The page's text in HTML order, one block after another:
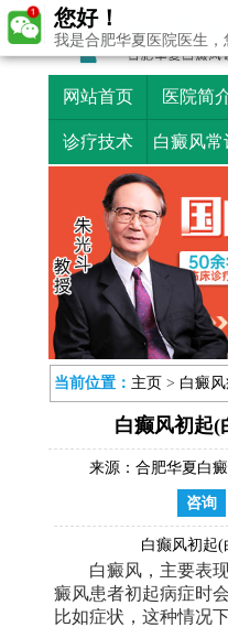
网站首页 医院简
诊疗技术 白癜风常
当前位置： 主页 > 白癜
白癫风初起(
来源： 合肥华夏白
咨询
白癫风初起(
白癜风，主要表
癜风患者初起病症时
比如症状，这种情况
您好！
我是合肥华夏医院医生，